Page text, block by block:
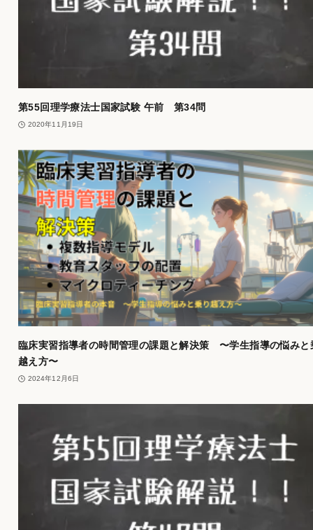
第55回理学療法士国家試験 午前 第34問
2020年11月19日
臨床実習指導者の時間管理の課題と解決策 〜学生指導の悩みと
越え方〜
2024年12月6日